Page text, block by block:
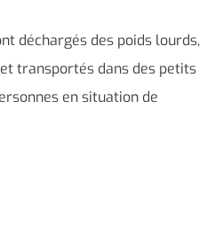
déchargés des poids lourds,
transportés dans des petits
en situation de